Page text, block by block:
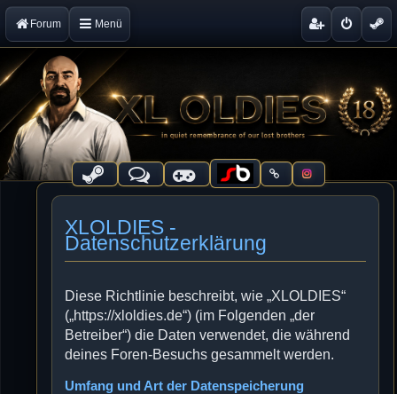
Forum Menü
XLOLDIES -
Datenschutzerklärung
Diese Richtlinie beschreibt, wie „XLOLDIES“
(„https://xloldies.de“) (im Folgenden „der
Betreiber“) die Daten verwendet, die während
deines Foren-Besuchs gesammelt werden.
Umfang und Art der Datenspeicherung